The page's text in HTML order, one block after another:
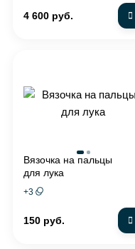
4 600 руб.
Вязочка на пальцы
для лука
+3
150 руб.